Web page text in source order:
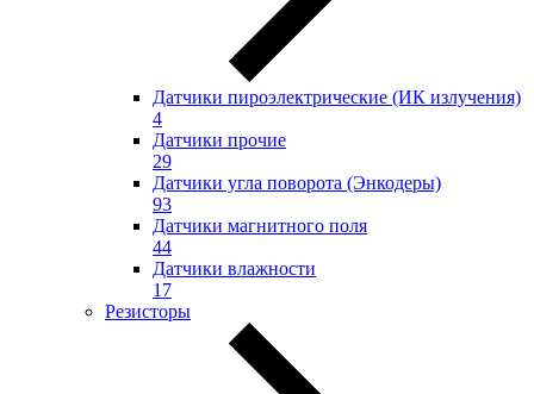
Датчики пироэлектрические (ИК излучения)
4
Датчики прочие
29
Датчики угла поворота (Энкодеры)
93
Датчики магнитного поля
44
Датчики влажности
17
Резисторы